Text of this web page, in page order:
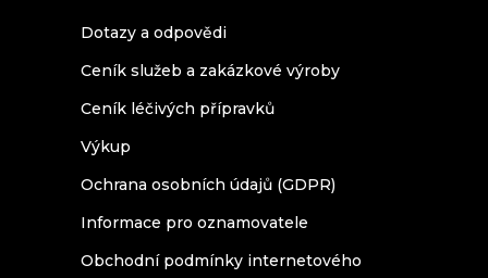
Dotazy a odpovědi
Ceník služeb a zakázkové výroby
Ceník léčivých přípravků
Výkup
Ochrana osobních údajů (GDPR)
Informace pro oznamovatele
Obchodní podmínky internetového